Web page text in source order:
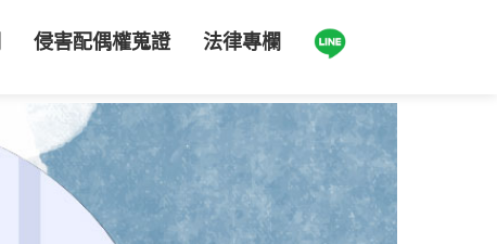
侵害配偶權蒐證 法律專欄